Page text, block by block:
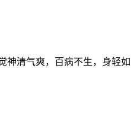
神清气爽，百病不生，身轻如